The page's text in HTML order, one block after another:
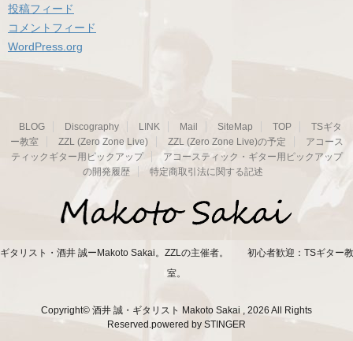
投稿フィード
コメントフィード
WordPress.org
BLOG Discography LINK Mail SiteMap TOP
TSギタ
ー教室
ZZL (Zero Zone Live) ZZL (Zero Zone Live)の予定
アコース
ティックギター用ピックアップ
アコースティック・ギター用ピックアップ
の開発履歴
特定商取引法に関する記述
ギタリスト・酒井 誠ーMakoto Sakai。ZZLの主催者。 初心者歓迎：TSギター教
室。
Copyright© 酒井 誠・ギタリスト Makoto Sakai , 2026 All Rights
Reserved. powered by STINGER